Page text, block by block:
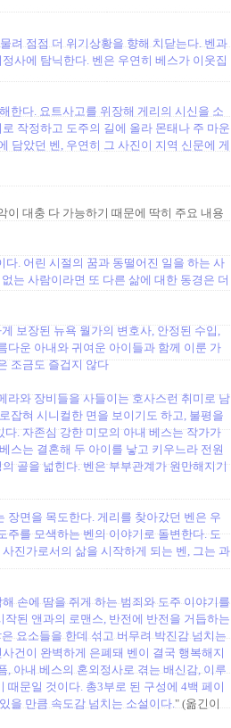
려 점점 더 위기상황을 향해 치닫는다. 벤과
사에 탐닉한다. 벤은 우연히 베스가 이웃집
한다. 요트사고를 위장해 게리의 시신을 소
작정하고 도주의 길에 올라 몬태나 주 마운
담았던 벤, 우연히 그 사진이 지역 신문에 게
이 대충 다 가능하기 때문에 딱히 주요 내용
. 어린 시절의 꿈과 동떨어진 일을 하는 사
는 사람이라면 또 다른 삶에 대한 동경은 더
보장된 뉴욕 월가의 변호사, 안정된 수입,
다운 아내와 귀여운 아이들과 함께 이룬 가
조금도 즐겁지 않다
라와 장비들을 사들이는 호사스런 취미로 남
잡혀 시니컬한 면을 보이기도 하고, 불평을
. 자존심 강한 미모의 아내 베스는 작가가
스는 결혼해 두 아이를 낳고 키우느라 전원
골을 넓힌다. 벤은 부부관계가 원만해지기
장면을 목도한다. 게리를 찾아갔던 벤은 우
주를 모색하는 벤의 이야기로 돌변한다. 도
진가로서의 삶을 시작하게 되는 벤, 그는 과
손에 땀을 쥐게 하는 범죄와 도주 이야기를
된 앤과의 로맨스, 반전에 반전을 거듭하는
요소들을 한데 섞고 버무려 박진감 넘치는
건이 완벽하게 은폐돼 벤이 결국 행복해지
, 아내 베스의 혼외정사로 겪는 배신감, 이루
문일 것이다. 총3부로 된 구성에 4백 페이
을 만큼 속도감 넘치는 소설이다." (옮긴이